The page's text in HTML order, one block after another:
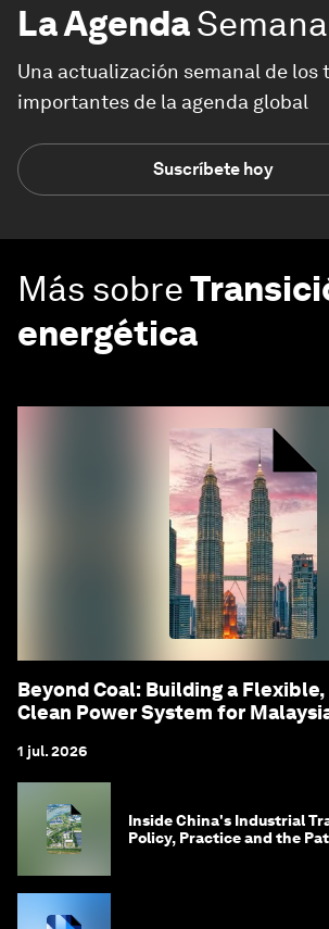
La Agenda
Una actualización semanal de los
importantes de la agenda global
Suscríbete hoy
Más sobre
energética
Beyond Coal: Building a
Clean Power System for
1 jul. 2026
Inside China's Industrial
Policy, Practice and the